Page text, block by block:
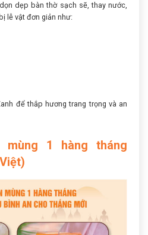
dẹp bàn thờ sạch sẽ, thay nước,
lễ vật đơn giản như:
để thắp hương trang trọng và an
1 hàng tháng